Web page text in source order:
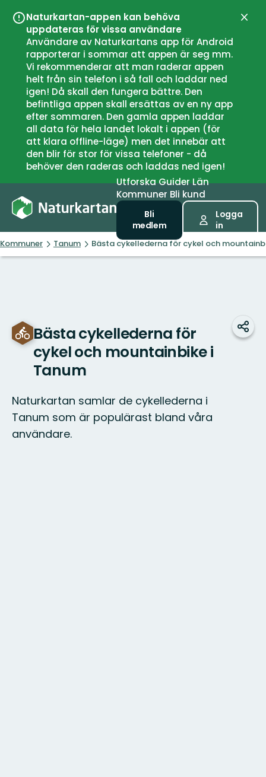
Naturkartan-appen kan behöva
uppdateras för vissa användare
Användare av Naturkartans app för Android
rapporterar i sommar att appen är seg mm.
Vi rekommenderar att man raderar appen
helt från sin telefon i så fall och laddar ned
igen! Då skall den fungera bättre. Den
befintliga appen skall ersättas av en ny app
efter sommaren. Den gamla appen laddar
all data för hela landet lokalt i appen (för
att klara offline-läge) men det innebär att
den blir för stor för vissa telefoner - då
behöver den raderas och laddas ned igen!
UtforskaGuiderLän
Kommuner Bli kund
Bli
medlem
Logga
in
Kommuner Tanum Bästa cykellederna för cykel och
Bästa cykellederna för
cykel och mountainbike i
Tanum
Naturkartan samlar de cykellederna i
Tanum som är populärast bland våra
användare.
Dela